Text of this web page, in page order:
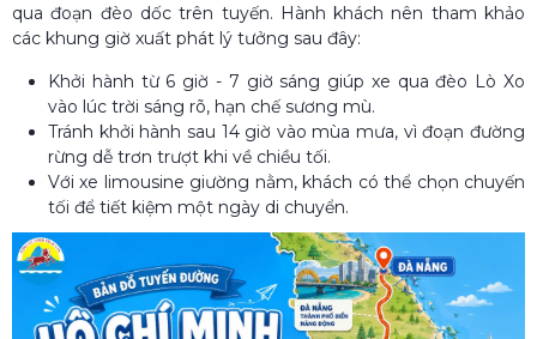
qua đoạn đèo dốc trên tuyến. Hành khách nên tham khảo
các khung giờ xuất phát lý tưởng sau đây:
Khởi hành từ 6 giờ - 7 giờ sáng giúp xe qua đèo Lò Xo
vào lúc trời sáng rõ, hạn chế sương mù.
Tránh khởi hành sau 14 giờ vào mùa mưa, vì đoạn đường
rừng dễ trơn trượt khi về chiều tối.
Với xe limousine giường nằm, khách có thể chọn chuyến
tối để tiết kiệm một ngày di chuyển.